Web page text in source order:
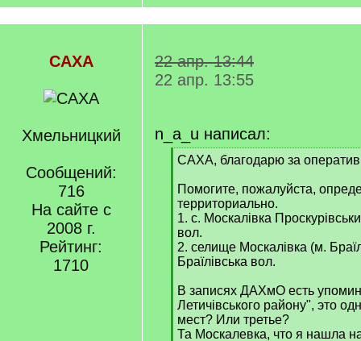
САХА
Хмельницкий
Сообщений:
716
На сайте с
2008 г.
Рейтинг:
1710
22 апр. 13:44
22 апр. 13:55
n_a_u написал:
[
]
САХА, благодарю за
Помогите, пожалуйста,
территориально.
1. с. Москалівка
вол.
2. селище Москалівка (м.
Браїлівська вол.
В записях ДАХмО есть
Летичівського району", это
мест? Или третье?
Та Москалевка, что я нашла